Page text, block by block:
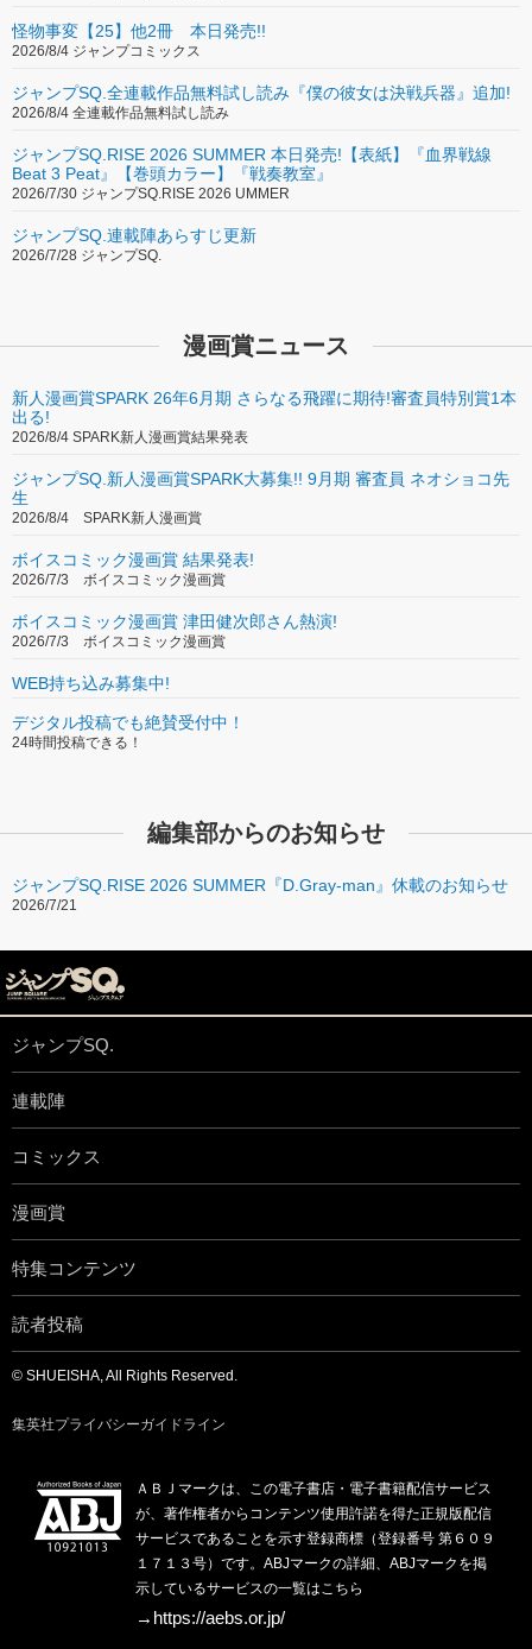
怪物事変【25】他2冊 本日発売!!
2026/8/4 ジャンプコミックス
ジャンプSQ.全連載作品無料試し読み『僕の彼女は決戦兵器』追加!
2026/8/4 全連載作品無料試し読み
ジャンプSQ.RISE 2026 SUMMER 本日発売!【表紙】『血界戦線
Beat 3 Peat』【巻頭カラー】『戦奏教室』
2026/7/30 ジャンプSQ.RISE 2026 UMMER
ジャンプSQ.連載陣あらすじ更新
2026/7/28 ジャンプSQ.
漫画賞ニュース
新人漫画賞SPARK 26年6月期 さらなる飛躍に期待!審査員特別賞1本
出る!
2026/8/4 SPARK新人漫画賞結果発表
ジャンプSQ.新人漫画賞SPARK大募集!! 9月期 審査員 ネオショコ先
生
2026/8/4 SPARK新人漫画賞
ボイスコミック漫画賞 結果発表!
2026/7/3 ボイスコミック漫画賞
ボイスコミック漫画賞 津田健次郎さん熱演!
2026/7/3 ボイスコミック漫画賞
WEB持ち込み募集中!
デジタル投稿でも絶賛受付中！
24時間投稿できる！
編集部からのお知らせ
ジャンプSQ.RISE 2026 SUMMER『D.Gray-man』休載のお知らせ
2026/7/21
ジャンプSQ.
連載陣
コミックス
漫画賞
特集コンテンツ
読者投稿
© SHUEISHA, All Rights Reserved.
集英社プライバシーガイドライン
ＡＢＪマークは、この電子書店・電子書籍配信サービス
が、著作権者からコンテンツ使用許諾を得た正規版配信
サービスであることを示す登録商標（登録番号 第６０９
１７１３号）です。ABJマークの詳細、ABJマークを掲
示しているサービスの一覧はこちら
→https://aebs.or.jp/